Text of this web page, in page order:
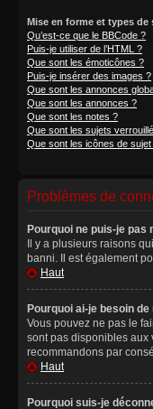
Mise en forme et types de
Qu’est-ce que le BBCode ?
Puis-je utiliser de l’HTML ?
Que sont les émoticônes ?
Puis-je insérer des images ?
Que sont les annonces
Que sont les annonces ?
Que sont les notes ?
Que sont les sujets
Que sont les icônes de sujet
Problèmes de
Pourquoi ne puis-je pas
Il y a plusieurs raisons
banni. Il est également
Haut
Pourquoi ai-je besoin
Vous pouvez ne pas le
sont pas disponibles aux
recommandons par
Haut
Pourquoi suis-je